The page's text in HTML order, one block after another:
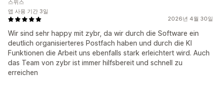
2026년 4월 30일
Wir sind sehr happy mit zybr, da wir durch die Software ein
deutlich organisierteres Postfach haben und durch die KI
Funktionen die Arbeit uns ebenfalls stark erleichtert wird. Auch
das Team von zybr ist immer hilfsbereit und schnell zu
erreichen
스위스
앱 사용 기간 3일